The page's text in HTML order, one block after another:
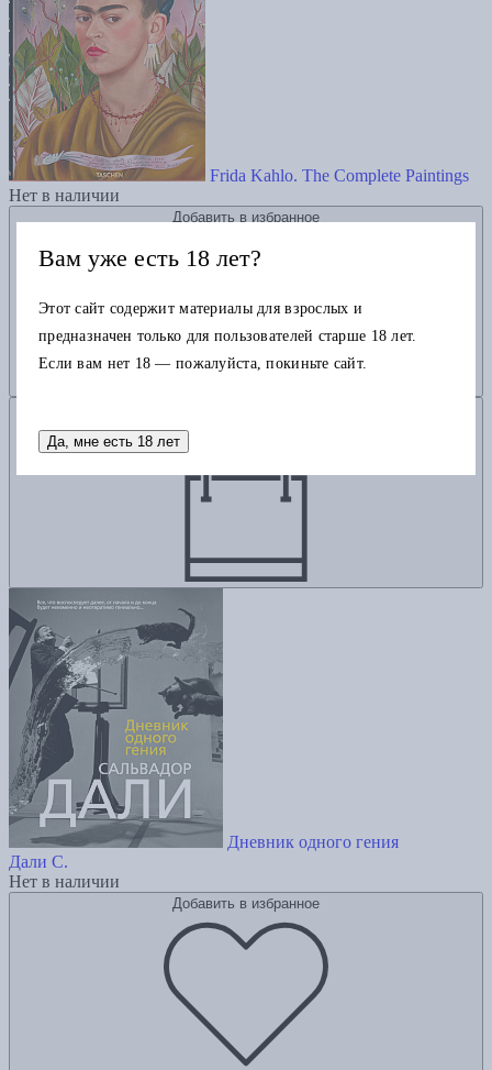
Frida Kahlo. The Complete Paintings
Нет в наличии
Добавить в избранное
Дневник одного гения
Дали С.
Нет в наличии
Добавить в избранное
Вам уже есть 18 лет?
Этот сайт содержит материалы для взрослых и
предназначен только для пользователей старше 18 лет.
Если вам нет 18 — пожалуйста, покиньте сайт.
Да, мне есть 18 лет